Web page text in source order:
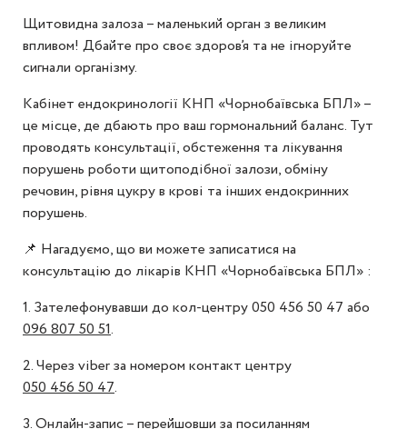
Щитовидна залоза – маленький орган з великим
впливом! Дбайте про своє здоров’я та не ігноруйте
сигнали організму.
Кабінет ендокринології КНП «Чорнобаївська БПЛ» –
це місце, де дбають про ваш гормональний баланс. Тут
проводять консультації, обстеження та лікування
порушень роботи щитоподібної залози, обміну
речовин, рівня цукру в крові та інших ендокринних
порушень.
📌 Нагадуємо, що ви можете записатися на
консультацію до лікарів КНП «Чорнобаївська БПЛ» :
1. Зателефонувавши до кол-центру 050 456 50 47 або
096 807 50 51.
2. Через viber за номером контакт центру
050 456 50 47.
3. Онлайн-запис – перейшовши за посиланням